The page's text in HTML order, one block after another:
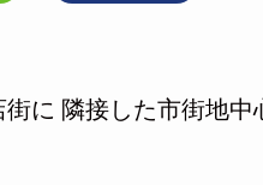
街に 隣接した市街地中